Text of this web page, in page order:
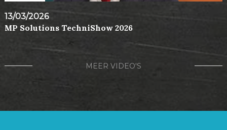
13/03/2026
MP Solutions TechniShow 2026
MEER VIDEO'S